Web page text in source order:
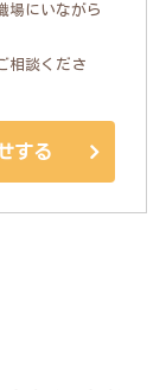
場にいながら
相談くださ
する